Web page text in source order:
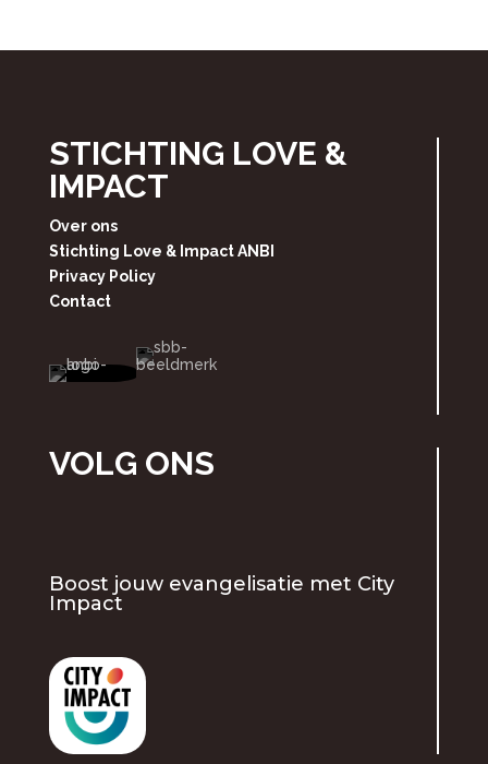
STICHTING LOVE &
IMPACT
Over ons
Stichting Love & Impact ANBI
Privacy Policy
Contact
VOLG ONS
Boost jouw evangelisatie met City
Impact